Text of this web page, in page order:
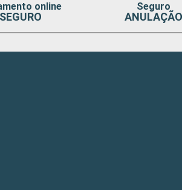
online
SEGURO
Seguro
ANULAÇÃO